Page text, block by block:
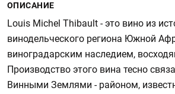
ОПИСАНИЕ
Louis Michel Thibault - это вино из
винодельческого региона Южной
виноградарским наследием,
Производство этого вина тесно
Винными Землями - районом,